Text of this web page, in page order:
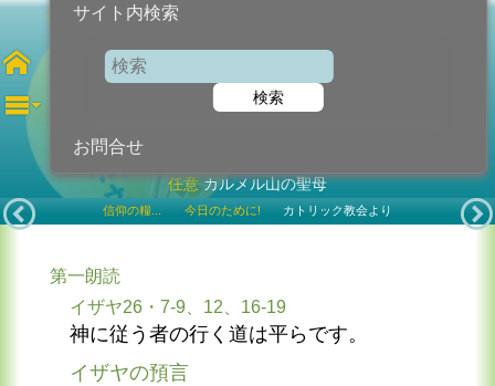
サイト内検索
検索
お問合せ
第15木曜日
任意カルメル山の聖母
信仰の糧... 今日のために! カトリック教会より
第一朗読
イザヤ26・7-9、12、16-19
神に従う者の行く道は平らです。
イザヤの預言